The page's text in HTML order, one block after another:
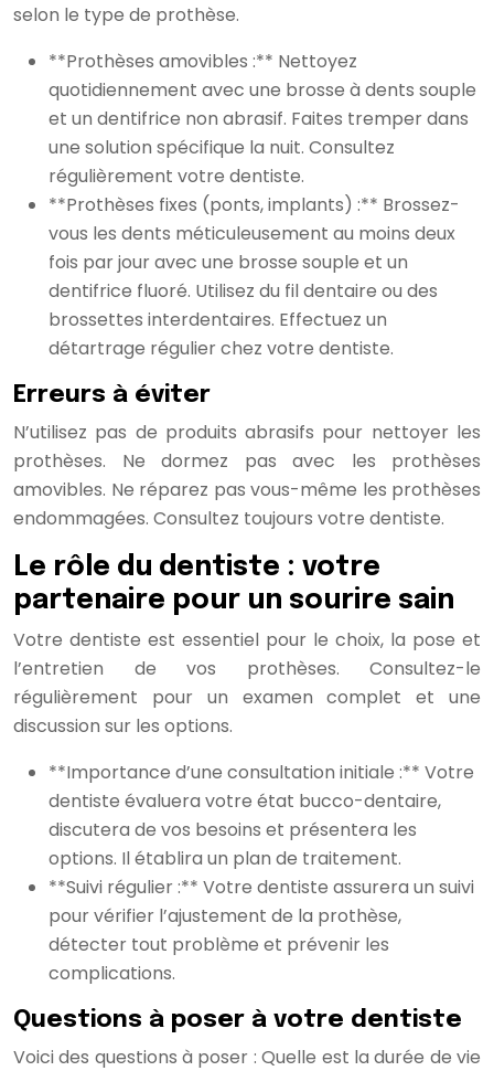
selon le type de prothèse.
**Prothèses amovibles :** Nettoyez
quotidiennement avec une brosse à dents souple
et un dentifrice non abrasif. Faites tremper dans
une solution spécifique la nuit. Consultez
régulièrement votre dentiste.
**Prothèses fixes (ponts, implants) :** Brossez-
vous les dents méticuleusement au moins deux
fois par jour avec une brosse souple et un
dentifrice fluoré. Utilisez du fil dentaire ou des
brossettes interdentaires. Effectuez un
détartrage régulier chez votre dentiste.
Erreurs à éviter
N’utilisez pas de produits abrasifs pour nettoyer les
prothèses. Ne dormez pas avec les prothèses
amovibles. Ne réparez pas vous-même les prothèses
endommagées. Consultez toujours votre dentiste.
Le rôle du dentiste : votre
partenaire pour un sourire sain
Votre dentiste est essentiel pour le choix, la pose et
l’entretien de vos prothèses. Consultez-le
régulièrement pour un examen complet et une
discussion sur les options.
**Importance d’une consultation initiale :** Votre
dentiste évaluera votre état bucco-dentaire,
discutera de vos besoins et présentera les
options. Il établira un plan de traitement.
**Suivi régulier :** Votre dentiste assurera un suivi
pour vérifier l’ajustement de la prothèse,
détecter tout problème et prévenir les
complications.
Questions à poser à votre dentiste
Voici des questions à poser : Quelle est la durée de vie